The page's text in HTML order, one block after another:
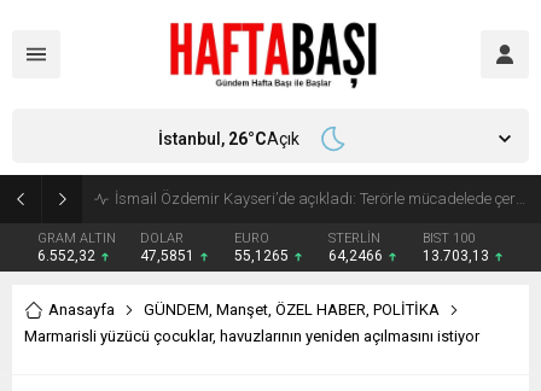
Süleyman Soylu ‘çok korktum’ deyip ilk kez açıkladı: En büyük tehdit dışarısıdır!
GRAM ALTIN
6.552,32
DOLAR
47,5851
EURO
55,1265
STERLİN
64,2466
BIST 100
13.703,13
İstanbul, 26°CAçık
Anasayfa GÜNDEM, Manşet, ÖZEL HABER, POLİTİKA
Marmarisli yüzücü çocuklar, havuzlarının yeniden açılmasını istiyor